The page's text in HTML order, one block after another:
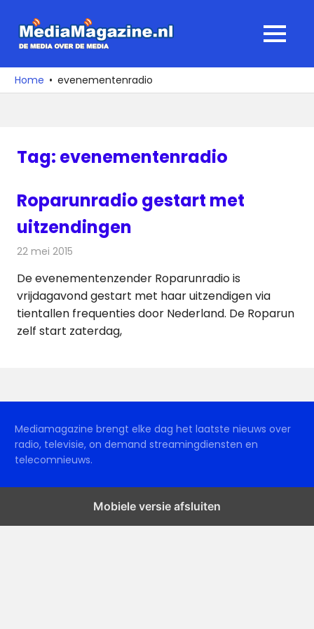
naar
media
over
MENU
Home evenementenradio
Tag: evenementenradio
Roparunradio gestart met
uitzendingen
22 mei 2015
De evenementenzender Roparunradio is
vrijdagavond gestart met haar uitzendigen via
tientallen frequenties door Nederland. De Roparun
zelf start zaterdag,
Mediamagazine brengt elke dag het laatste nieuws over
radio, televisie, on demand streamingdiensten en
telecomnieuws.
Mobiele versie afsluiten